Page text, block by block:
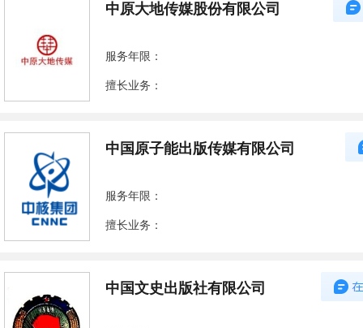
中原大地传媒股份有限公司
服务年限：
擅长业务：
中国原子能出版传媒有限公司
服务年限：
擅长业务：
中国文史出版社有限公司